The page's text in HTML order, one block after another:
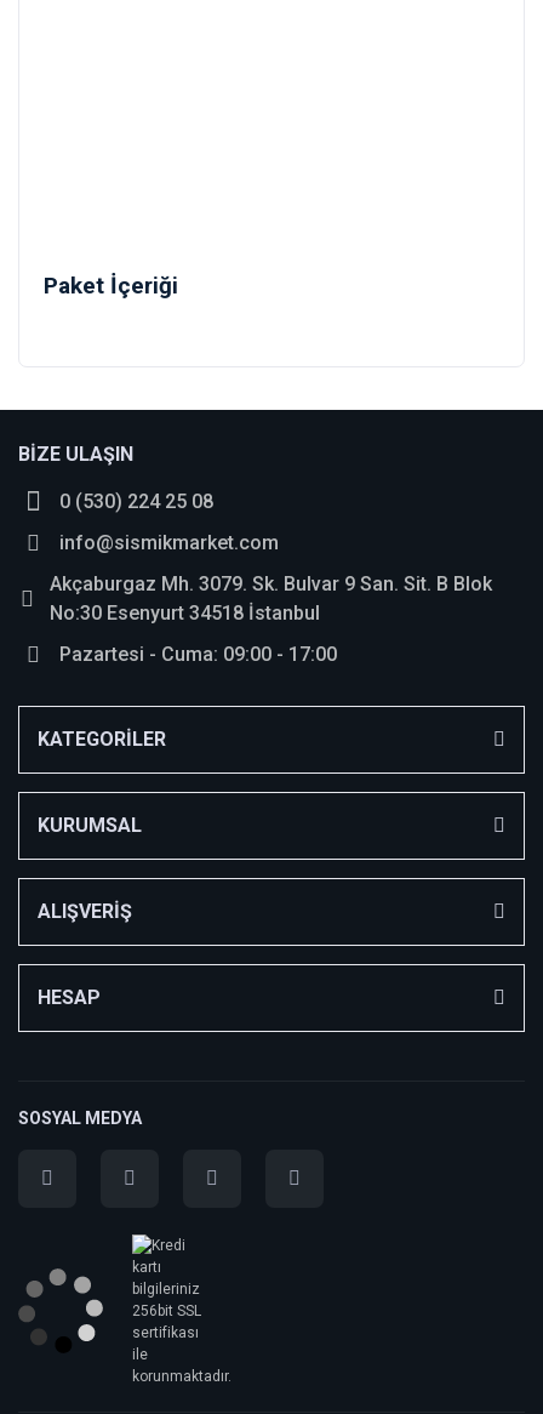
Paket İçeriği
BİZE ULAŞIN
0 (530) 224 25 08
info@sismikmarket.com
Akçaburgaz Mh. 3079. Sk. Bulvar 9 San. Sit. B Blok
No:30 Esenyurt 34518 İstanbul
Pazartesi - Cuma: 09:00 - 17:00
KATEGORİLER
KURUMSAL
ALIŞVERİŞ
HESAP
SOSYAL MEDYA